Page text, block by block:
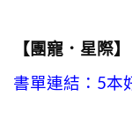
【團寵．星際】
書單連結：5本